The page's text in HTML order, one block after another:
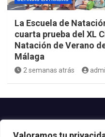
La Escuela de
cuarta prueba del XL
Natación de Verano
Málaga
2 semanas atrás
Teléfono: 952.80.24.44